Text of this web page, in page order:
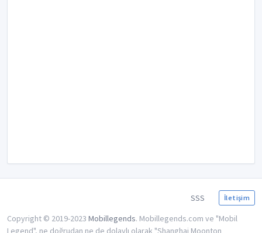
SSS İletişim
Copyright © 2019-2023 Mobillegends. Mobillegends.com ve "Mobil
Legend", ne doğrudan ne de dolaylı olarak "Shanghai Moonton